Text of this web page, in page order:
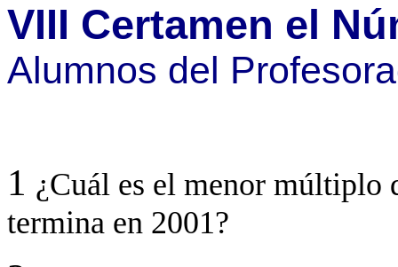
VIII Certamen el
Alumnos del
1 ¿Cuál es el menor múltiplo
termina en 2001?